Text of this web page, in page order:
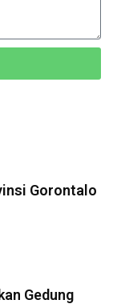
Gorontalo
Gedung